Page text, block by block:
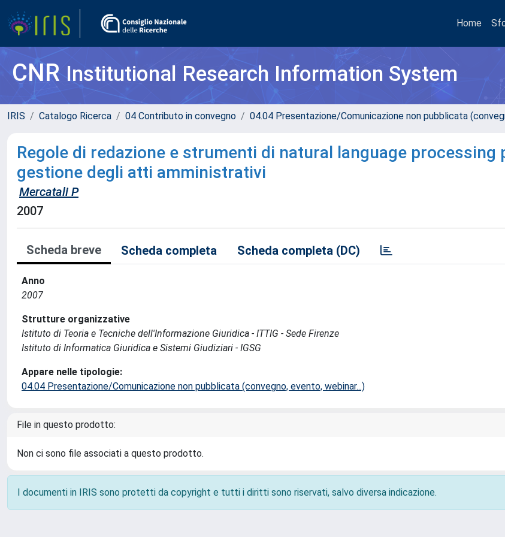
Home
CNRInstitutional Research Information System
IRIS Catalogo Ricerca 04 Contributo in convegno 04.04 Presentazione/Comunicazione non pubblicata
Regole di redazione e strumenti di natural language processing
gestione degli atti amministrativi
Mercatali P
2007
Scheda breve Scheda completa Scheda completa (DC)
Anno
2007
Strutture organizzative
Istituto di Teoria e Tecniche dell'Informazione Giuridica - ITTIG - Sede Firenze
Istituto di Informatica Giuridica e Sistemi Giudiziari - IGSG
Appare nelle tipologie:
04.04 Presentazione/Comunicazione non pubblicata (convegno, evento, webinar...)
File in questo prodotto:
Non ci sono file associati a questo prodotto.
I documenti in IRIS sono protetti da copyright e tutti i diritti sono riservati, salvo diversa indicazione.